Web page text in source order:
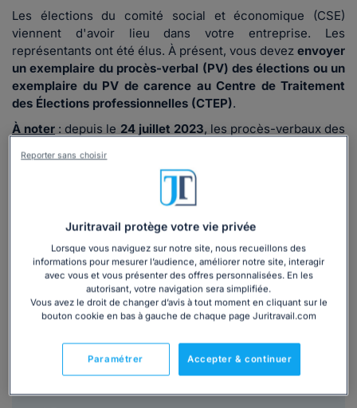
Les élections du comité social et économique (CSE)
viennent d'avoir lieu dans votre entreprise. Les
représentants ont été élus. À présent, vous devez envoyer
un exemplaire du procès-verbal (PV) des élections ou un
exemplaire du PV de carence au Centre de Traitement
des Élections professionnelles (CTEP).
À noter : depuis le 24 juillet 2023, les procès-verbaux des
l’adresse CTEP suivante :
CEDEX 9". Ce modèle de lettre, à télécharger, est à jour. Il
contient la nouvelle adresse postale.
modèle de lettre
est inclus dans le
dossier :
Juritravail protège votre vie privée
Lorsque vous naviguez sur notre site, nous recueillons des
informations pour mesurer l’audience, améliorer notre site, interagir
avec vous et vous présenter des offres personnalisées. En les
autorisant, votre navigation sera simplifiée.
Vous avez le droit de changer d’avis à tout moment en cliquant sur le
bouton cookie en bas à gauche de chaque page Juritravail.com
Accepter & continuer
Paramétrer
Reporter sans choisir